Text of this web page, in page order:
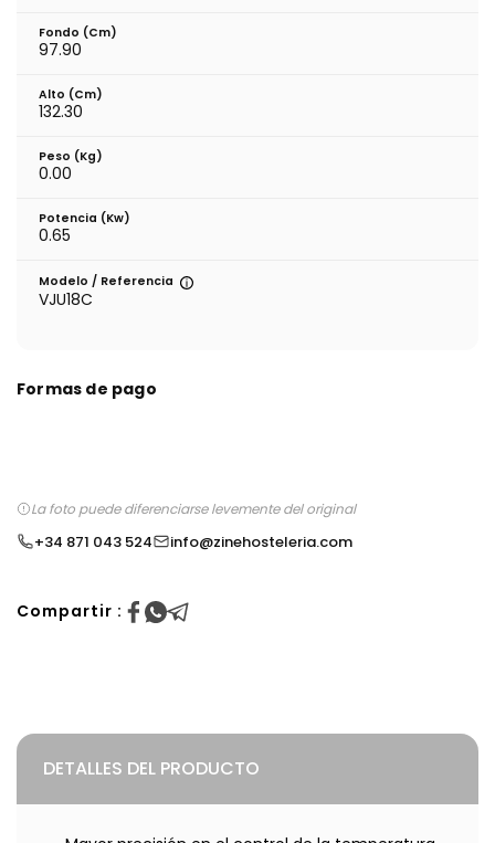
Fondo (cm)
97.90
Alto (cm)
132.30
Peso (kg)
0.00
Potencia (Kw)
0.65
Modelo / Referencia
VJU18C
Formas de pago
La foto puede diferenciarse levemente del original
+34 871 043 524 info@zinehosteleria.com
Compartir :
DETALLES DEL PRODUCTO